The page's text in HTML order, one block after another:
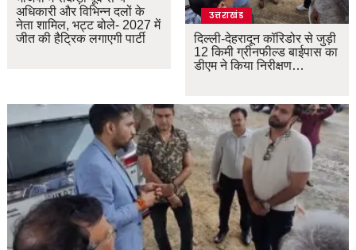
अधिकारी और विभिन्न दलों के
नेता शामिल, भट्ट बोले- 2027 में
जीत की हैट्रिक लगाएगी पार्टी
उत्तराखंड
दिल्ली-देहरादून कॉरिडोर से जुड़ी
12 किमी ग्रीनफील्ड बाईपास का
डीएम ने किया निरीक्षण…